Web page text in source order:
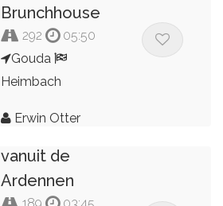
Brunchhouse
292
05:50
Gouda
Heimbach
Erwin Otter
vanuit de
Ardennen
189
03:45